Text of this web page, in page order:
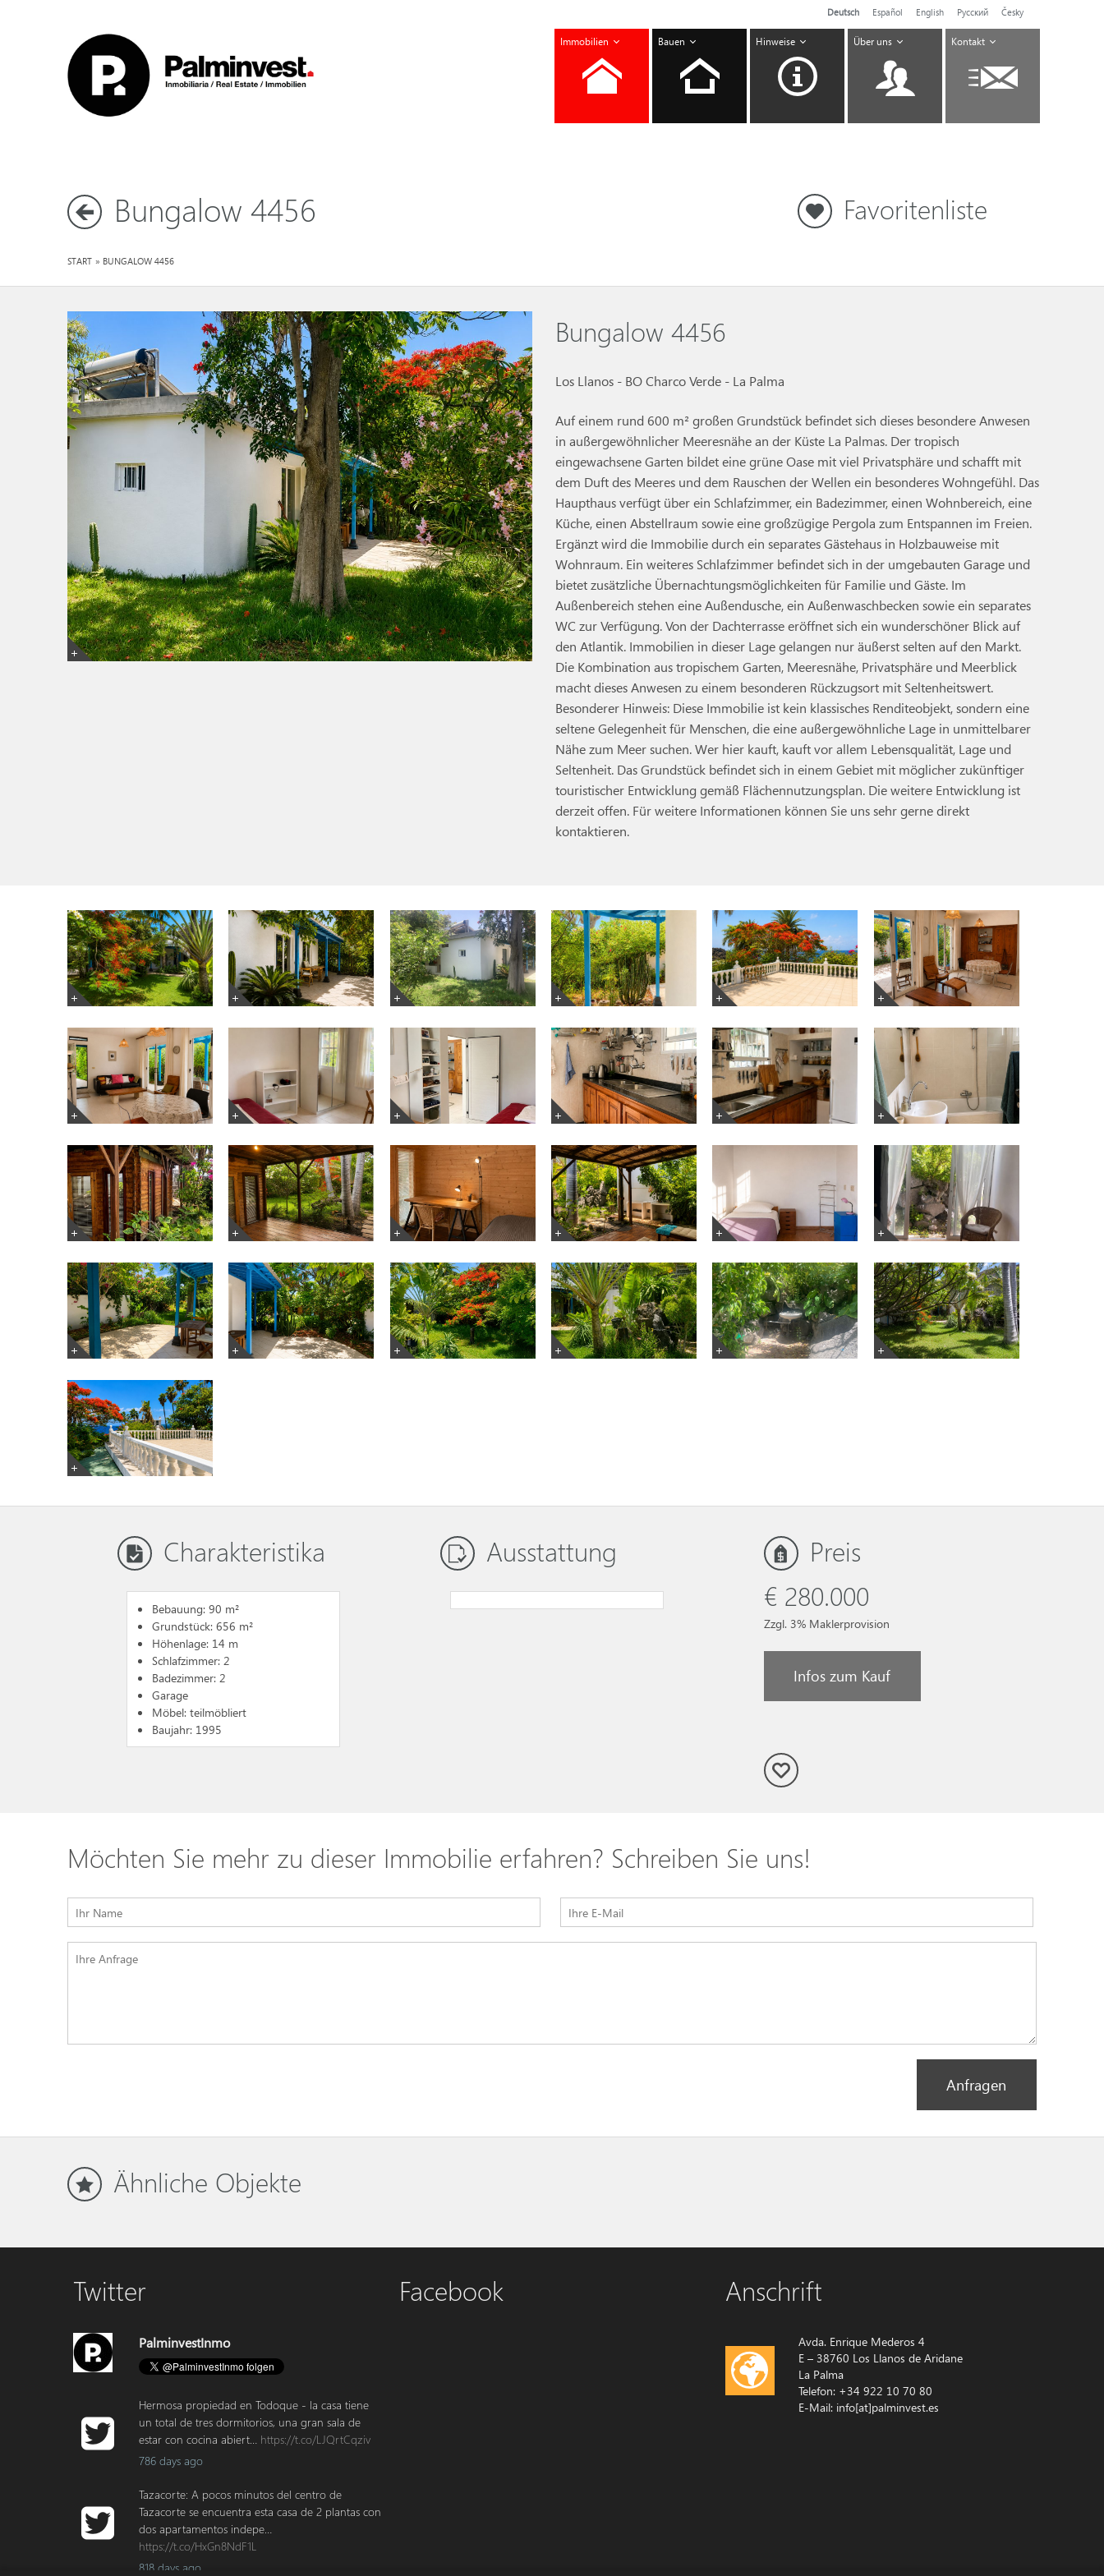
Deutsch Español English Pусский Česky
Immobilien Bauen Hinweise Über uns Kontakt
Bungalow 4456 Favoritenliste
START » BUNGALOW 4456
Bungalow 4456
Los Llanos - BO Charco Verde - La Palma
Auf einem rund 600 m² großen Grundstück befindet sich dieses besondere Anwesen
in außergewöhnlicher Meeresnähe an der Küste La Palmas. Der tropisch
eingewachsene Garten bildet eine grüne Oase mit viel Privatsphäre und schafft mit
dem Duft des Meeres und dem Rauschen der Wellen ein besonderes Wohngefühl. Das
Haupthaus verfügt über ein Schlafzimmer, ein Badezimmer, einen Wohnbereich, eine
Küche, einen Abstellraum sowie eine großzügige Pergola zum Entspannen im Freien.
Ergänzt wird die Immobilie durch ein separates Gästehaus in Holzbauweise mit
Wohnraum. Ein weiteres Schlafzimmer befindet sich in der umgebauten Garage und
bietet zusätzliche Übernachtungsmöglichkeiten für Familie und Gäste. Im
Außenbereich stehen eine Außendusche, ein Außenwaschbecken sowie ein separates
WC zur Verfügung. Von der Dachterrasse eröffnet sich ein wunderschöner Blick auf
den Atlantik. Immobilien in dieser Lage gelangen nur äußerst selten auf den Markt.
Die Kombination aus tropischem Garten, Meeresnähe, Privatsphäre und Meerblick
macht dieses Anwesen zu einem besonderen Rückzugsort mit Seltenheitswert.
Besonderer Hinweis: Diese Immobilie ist kein klassisches Renditeobjekt, sondern eine
seltene Gelegenheit für Menschen, die eine außergewöhnliche Lage in unmittelbarer
Nähe zum Meer suchen. Wer hier kauft, kauft vor allem Lebensqualität, Lage und
Seltenheit. Das Grundstück befindet sich in einem Gebiet mit möglicher zukünftiger
touristischer Entwicklung gemäß Flächennutzungsplan. Die weitere Entwicklung ist
derzeit offen. Für weitere Informationen können Sie uns sehr gerne direkt
kontaktieren.
Charakteristika
Bebauung: 90 m²
Grundstück: 656 m²
Höhenlage: 14 m
Schlafzimmer: 2
Badezimmer: 2
Garage
Möbel: teilmöbliert
Baujahr: 1995
Ausstattung
Preis
€ 280.000
Zzgl. 3% Maklerprovision
Infos zum Kauf
Möchten Sie mehr zu dieser Immobilie erfahren? Schreiben Sie uns!
Anfragen
Ähnliche Objekte
Twitter
PalminvestInmo
Hermosa propiedad en Todoque - la casa tiene
un total de tres dormitorios, una gran sala de
estar con cocina abiert… https://t.co/LJQrtCqziv
786 days ago
Tazacorte: A pocos minutos del centro de
Tazacorte se encuentra esta casa de 2 plantas con
dos apartamentos indepe…
https://t.co/HxGn8NdF1L
818 days ago
Facebook Anschrift
Avda. Enrique Mederos 4
E – 38760 Los Llanos de Aridane
La Palma
Telefon: +34 922 10 70 80
E-Mail: info[at]palminvest.es